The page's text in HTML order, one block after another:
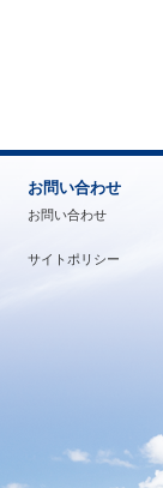
お問い合わせ
お問い合わせ
サイトポリシー